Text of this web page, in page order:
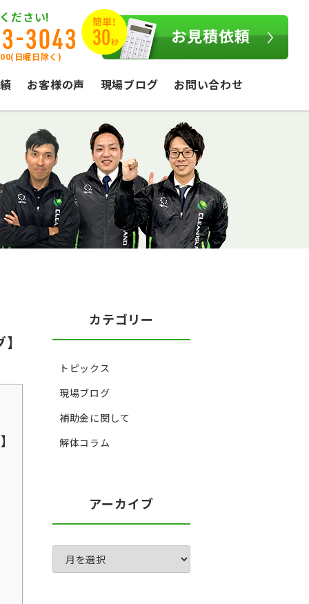
ださい!
3043
日曜日除く)
お見積依頼
お客様の声 現場ブログ お問い合わせ
カテゴリー
トピックス
現場ブログ
補助金に関して
解体コラム
アーカイブ